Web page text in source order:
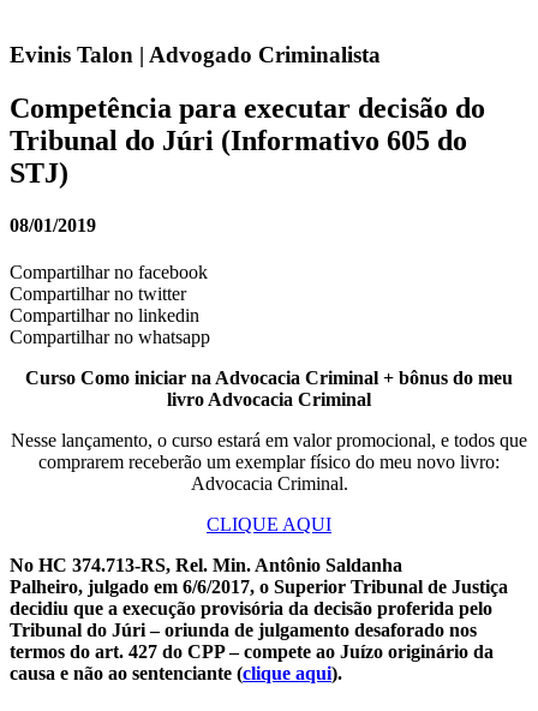
Evinis Talon | Advogado Criminalista
Competência para executar decisão do
Tribunal do Júri (Informativo 605 do
STJ)
08/01/2019
Compartilhar no facebook
Compartilhar no twitter
Compartilhar no linkedin
Compartilhar no whatsapp
Curso Como iniciar na Advocacia Criminal + bônus do meu
livro Advocacia Criminal
Nesse lançamento, o curso estará em valor promocional, e todos que
comprarem receberão um exemplar físico do meu novo livro:
Advocacia Criminal.
CLIQUE AQUI
No HC 374.713-RS, Rel. Min. Antônio Saldanha
Palheiro, julgado em 6/6/2017, o Superior Tribunal de Justiça
decidiu que a execução provisória da decisão proferida pelo
Tribunal do Júri – oriunda de julgamento desaforado nos
termos do art. 427 do CPP – compete ao Juízo originário da
causa e não ao sentenciante (clique aqui).